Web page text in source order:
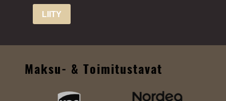
LIITY
Maksu- & Toimitustavat